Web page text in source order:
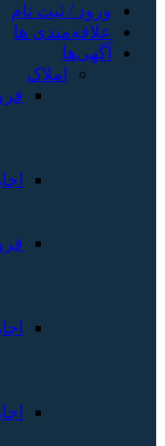
ورود / ثبت نام
علاقه‌مندی ها
آگهی‌ها
املاک